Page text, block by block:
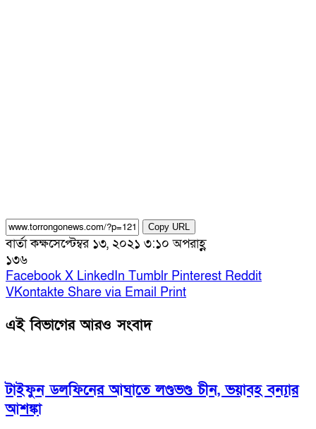
Copy URL
বার্তা কক্ষসেপ্টেম্বর ১৩, ২০২১ ৩:১০ অপরাহ্ণ
১৩৬
Facebook X LinkedIn Tumblr Pinterest Reddit
VKontakte Share via Email Print
এই বিভাগের আরও সংবাদ
টাইফুন ডলফিনের আঘাতে লণ্ডভণ্ড চীন, ভয়াবহ বন্যার
আশঙ্কা